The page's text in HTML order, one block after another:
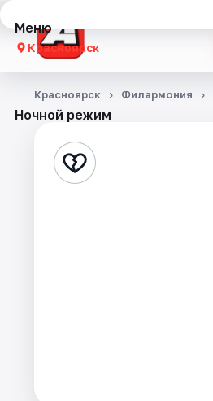
Меню
Красноярск
Концерты
Стендап
Ночной режим
Красноярск Филармония